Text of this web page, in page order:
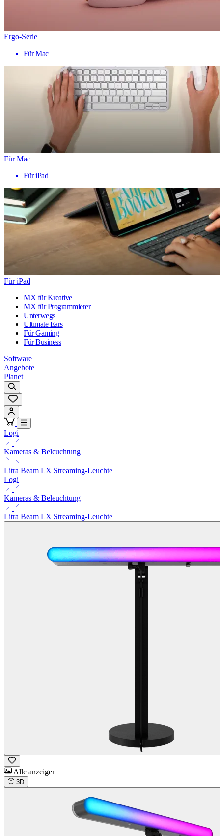
Ergo-Serie
Für Mac
Für Mac
Für iPad
Für iPad
MX für Kreative
MX für Programmierer
Unterwegs
Ultimate Ears
Für Gaming
Für Business
Software
Angebote
Planet
Logi
Kameras & Beleuchtung
Litra Beam LX Streaming-Leuchte
Logi
Kameras & Beleuchtung
Litra Beam LX Streaming-Leuchte
Alle anzeigen
3D